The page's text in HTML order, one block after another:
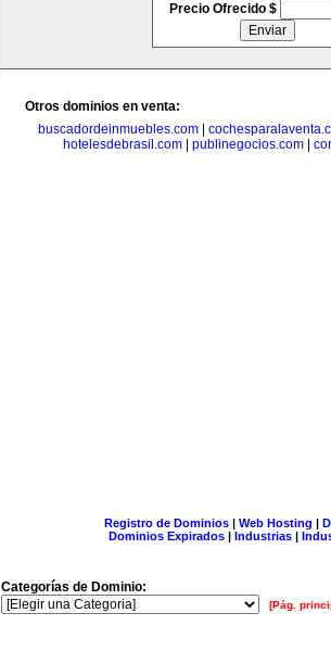
Precio Ofrecido $
Otros dominios en venta:
buscadordeinmuebles.com
hotelesdebrasil.com
publinegocios.com
Registro de Dominios| Web Hosting |
Dominios Expirados | Industrias |
Categorías de Dominio:
[Pág.